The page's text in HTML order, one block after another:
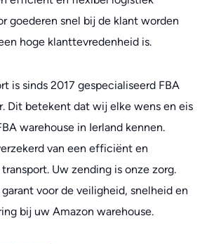
goederen snel bij de klant worden
hoge klanttevredenheid is.
is sinds 2017 gespecialiseerd FBA
Dit betekent dat wij elke wens en eis
warehouse in Ierland kennen.
van een efficiënt en
Uw zending is onze zorg.
voor de veiligheid, snelheid en
bij uw Amazon warehouse.